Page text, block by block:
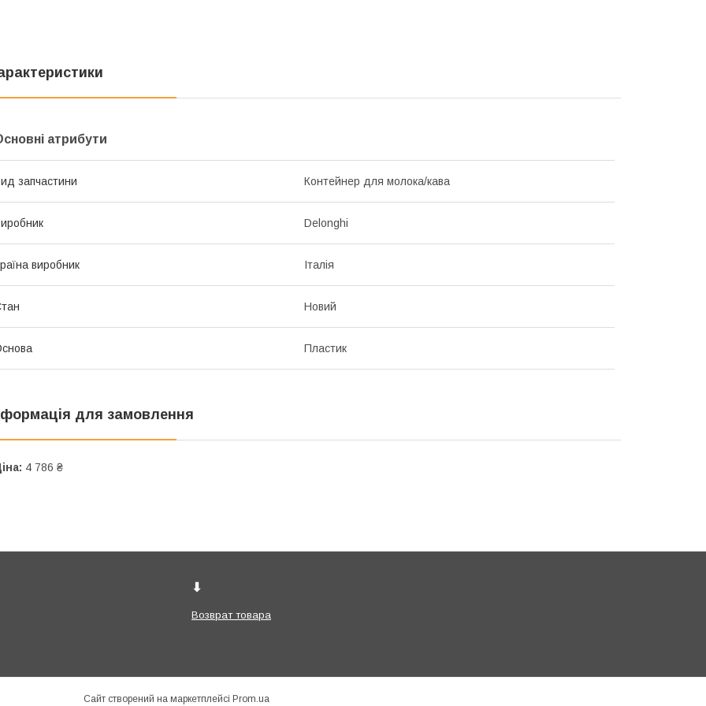
атрибути
запчастини Контейнер для молока/кава
Delonghi
виробник Італія
Новий
Пластик
для замовлення
4 786 ₴
⬇
Возврат товара
Сайт створений на маркетплейсі Prom.ua